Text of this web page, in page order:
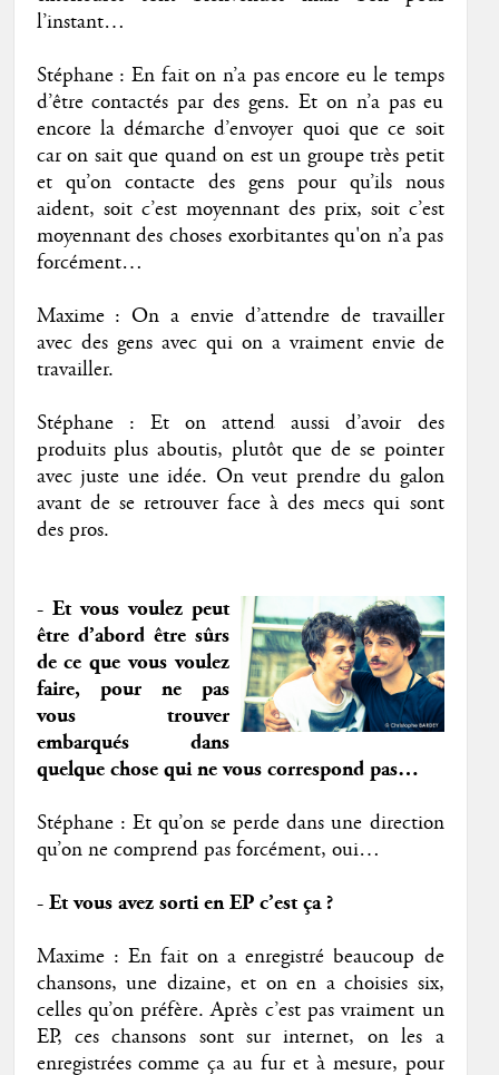
l’instant…
Stéphane : En fait on n’a pas encore eu le temps
d’être contactés par des gens. Et on n’a pas eu
encore la démarche d’envoyer quoi que ce soit
car on sait que quand on est un groupe très petit
et qu’on contacte des gens pour qu’ils nous
aident, soit c’est moyennant des prix, soit c’est
moyennant des choses exorbitantes qu'on n’a pas
forcément…
Maxime : On a envie d’attendre de travailler
avec des gens avec qui on a vraiment envie de
travailler.
Stéphane : Et on attend aussi d’avoir des
produits plus aboutis, plutôt que de se pointer
avec juste une idée. On veut prendre du galon
avant de se retrouver face à des mecs qui sont
des pros.
- Et vous voulez peut
être d’abord être sûrs
de ce que vous voulez
faire, pour ne pas
vous trouver
embarqués dans
quelque chose qui ne vous correspond pas…
Stéphane : Et qu’on se perde dans une direction
qu’on ne comprend pas forcément, oui…
- Et vous avez sorti en EP c’est ça ?
Maxime : En fait on a enregistré beaucoup de
chansons, une dizaine, et on en a choisies six,
celles qu’on préfère. Après c’est pas vraiment un
EP, ces chansons sont sur internet, on les a
enregistrées comme ça au fur et à mesure, pour